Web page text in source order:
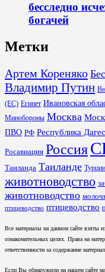
бесследно
богачей
Метки
Артем Кореняко
Владимир Путин
(ЕС) Египет Ивановская
Минобороны Москва
ПВО РФ Республика
Росавиация Россия
Таиланда Таиланде Турции
животноводство
животноводство
птицеводство птицеводство
Все материалы на данном сайте взяты
ознакомительных целях. Права на
ответственности за содержание
Если Вы обнаружили на нашем сайте